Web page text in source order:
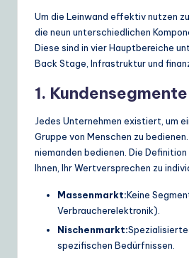
Um die Leinwand effektiv nutzen
die neun unterschiedlichen
Diese sind in vier Hauptbereiche
Back Stage, Infrastruktur und
1. Kundensegmente
Jedes Unternehmen existiert, um
Gruppe von Menschen zu bedienen.
niemanden bedienen. Die
Ihnen, Ihr Wertversprechen zu
Massenmarkt:Keine
Verbraucherelektronik).
Nischenmarkt:
spezifischen Bedürfnissen.